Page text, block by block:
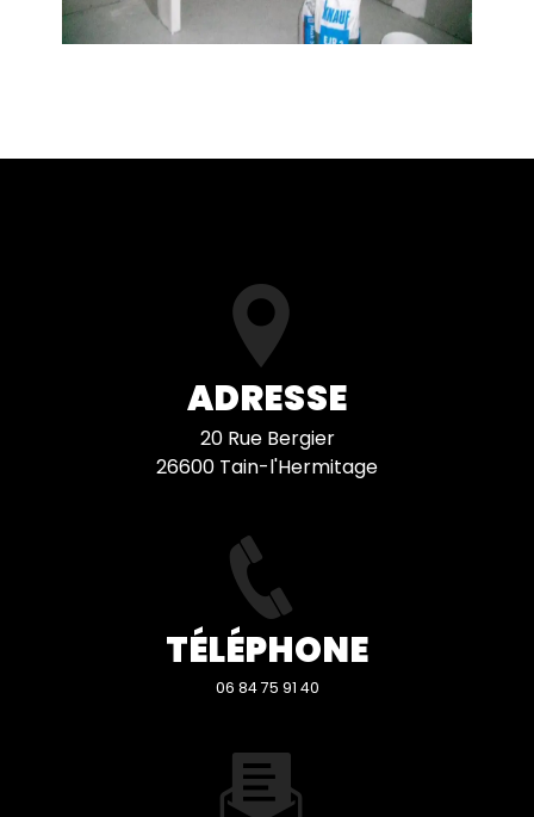
ADRESSE
20 Rue Bergier
26600 Tain-l'Hermitage
TÉLÉPHONE
06 84 75 91 40